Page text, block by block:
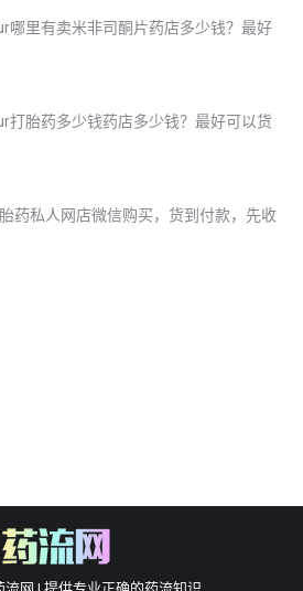
哪里有卖米非司酮片药店多少钱？最好
打胎药多少钱药店多少钱？最好可以货
药私人网店微信购买，货到付款，先收